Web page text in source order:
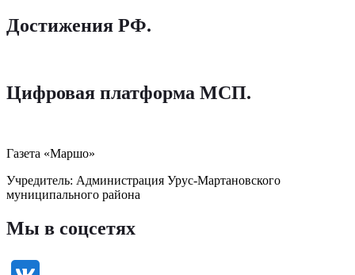
Достижения РФ.
Цифровая платформа МСП.
Газета «Маршо»
Учредитель: Администрация Урус-Мартановского
муниципального района
Мы в соцсетях